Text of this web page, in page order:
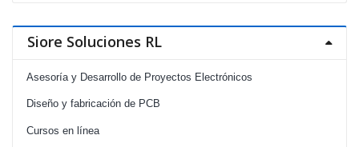
Siore Soluciones RL
Asesoría y Desarrollo de Proyectos Electrónicos
Diseño y fabricación de PCB
Cursos en línea